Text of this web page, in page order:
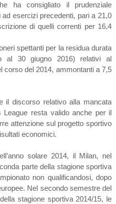
ha consigliato il prudenziale
esercizi precedenti, pari a 21,0
di quelli correnti per 16,4
spettanti per la residua durata
al 30 giugno 2016) relativi al
corso del 2014, ammontanti a 7,5
il discorso relativo alla mancata
League resta valido anche per il
attenzione sul progetto sportivo
economici.
solare 2014, il Milan, nel
parte della stagione sportiva
non qualificandosi, dopo
Nel secondo semestre del
stagione sportiva 2014/15, le